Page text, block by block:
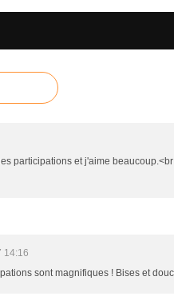
participations et j'aime
14:16
sont magnifiques ! Bises et